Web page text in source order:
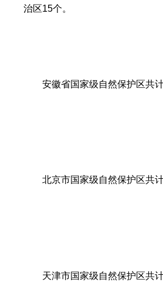
治区15个。
安徽省国家级自然保护区共
北京市国家级自然保护区共
天津市国家级自然保护区共